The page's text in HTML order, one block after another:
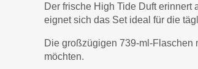
Der frische High Tide Duft
eignet sich das Set ideal für die
Die großzügigen 739-ml-Flaschen
möchten.